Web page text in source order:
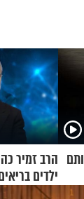
הרב זמיר
ילדים